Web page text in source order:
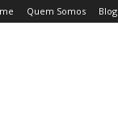
Quem Somos Blog